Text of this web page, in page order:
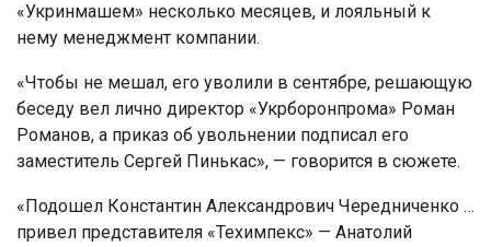
«Укринмашем» несколько месяцев, и лояльный к
нему менеджмент компании.
«Чтобы не мешал, его уволили в сентябре, решающую
беседу вел лично директор «Укрборонпрома» Роман
Романов, а приказ об увольнении подписал его
заместитель Сергей Пинькас», — говорится в сюжете.
«Подошел Константин Александрович Чередниченко …
привел представителя «Техимпекс» — Анатолий